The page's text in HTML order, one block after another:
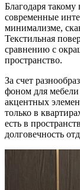
Благодаря
современные
минимализме,
Текстильная
сравнению с
пространство.
За счет
фоном для
акцентных
только в
есть в
долговечность